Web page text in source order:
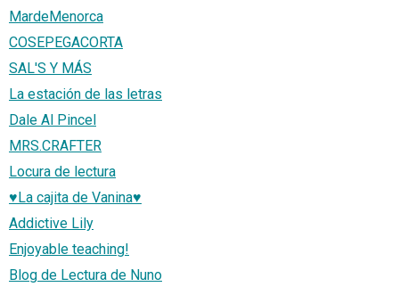
MardeMenorca
COSEPEGACORTA
SAL'S Y MÁS
La estación de las letras
Dale Al Pincel
MRS.CRAFTER
Locura de lectura
♥La cajita de Vanina♥
Addictive Lily
Enjoyable teaching!
Blog de Lectura de Nuno